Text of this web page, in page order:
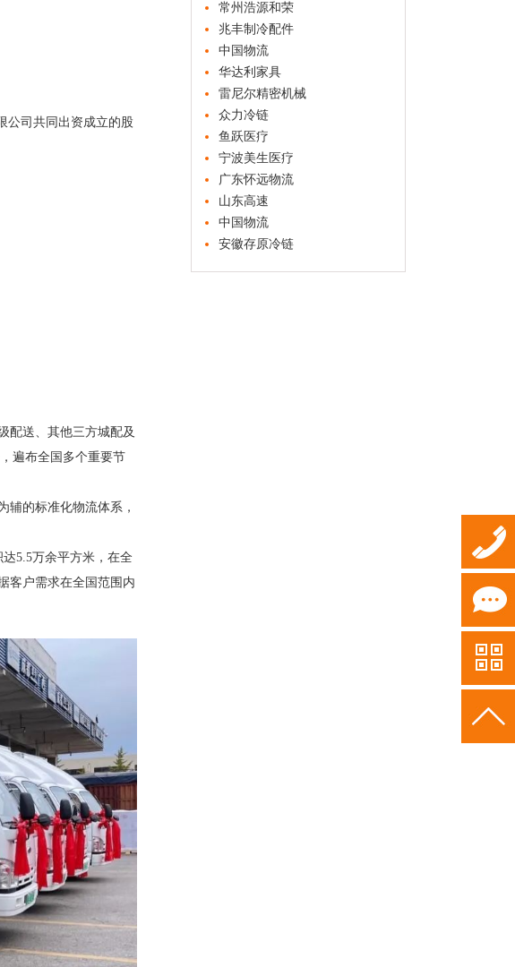
8939-
255
用申请
公司共同出资成立的股
配送、其他三方城配及
遍布全国多个重要节
辅的标准化物流体系，
5.5万余平方米，在全
客户需求在全国范围内
常州浩源和荣
兆丰制冷配件
中国物流
华达利家具
雷尼尔精密机械
众力冷链
鱼跃医疗
宁波美生医疗
广东怀远物流
山东高速
中国物流
安徽存原冷链